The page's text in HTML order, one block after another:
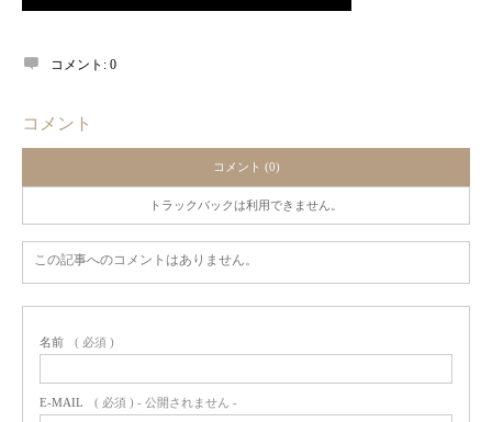
コメント: 0
コメント
コメント (0)
トラックバックは利用できません。
この記事へのコメントはありません。
名前 ( 必須 )
E-MAIL ( 必須 ) - 公開されません -